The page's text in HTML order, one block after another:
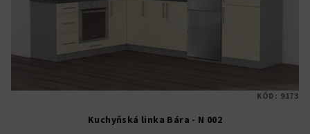
Kuchyňská linka Bára - N 002
KÓD: 9173